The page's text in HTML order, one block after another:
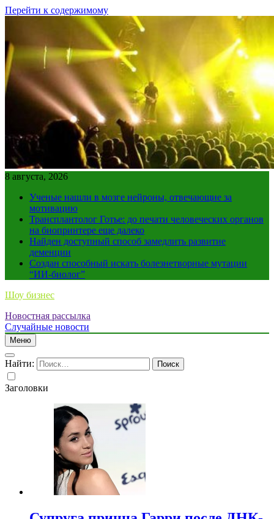
Перейти к содержимому
8 августа, 2026
Ученые нашли в мозге нейроны, отвечающие за
мотивацию
Трансплантолог Готье: до печати человеческих органов
на биопринтере еще далеко
Найден доступный способ замедлить развитие
деменции
Создан способный искать болезнетворные мутации
“ИИ-биолог”
Шоу бизнес
Новостная рассылка
Случайные новости
Меню
Найти:
Заголовки